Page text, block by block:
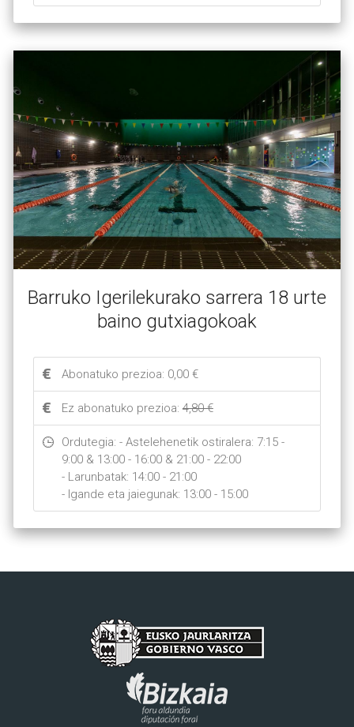
Barruko Igerilekurako sarrera 18 urte
baino gutxiagokoak
Abonatuko prezioa: 0,00 €
Ez abonatuko prezioa: 4,80 €
Ordutegia: - Astelehenetik ostiralera: 7:15 -
9:00 & 13:00 - 16:00 & 21:00 - 22:00
- Larunbatak: 14:00 - 21:00
- Igande eta jaiegunak: 13:00 - 15:00